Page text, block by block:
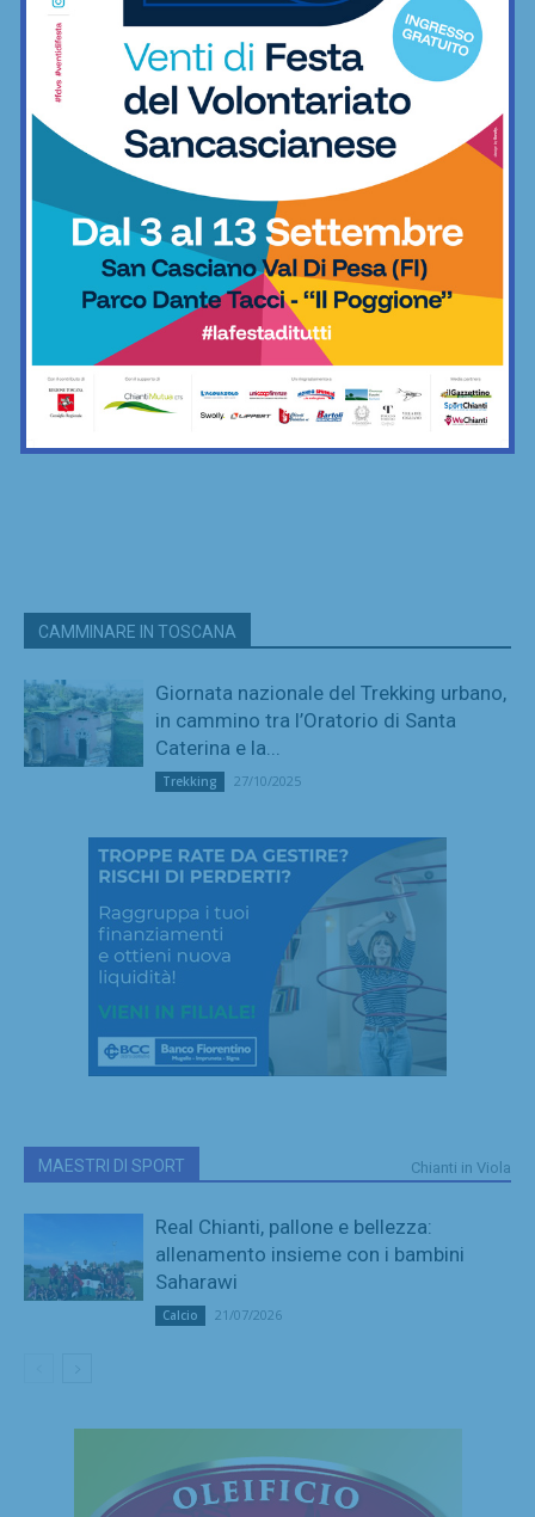
CAMMINARE IN TOSCANA
Giornata nazionale del Trekking urbano,
in cammino tra l’Oratorio di Santa
Caterina e la...
Trekking 27/10/2025
MAESTRI DI SPORT Chianti in Viola
Real Chianti, pallone e bellezza:
allenamento insieme con i bambini
Saharawi
Calcio 21/07/2026